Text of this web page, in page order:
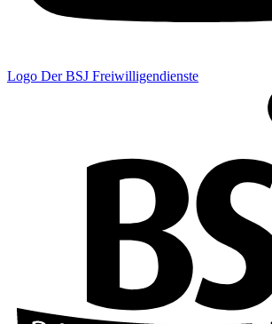
Logo Der BSJ Freiwilligendienste